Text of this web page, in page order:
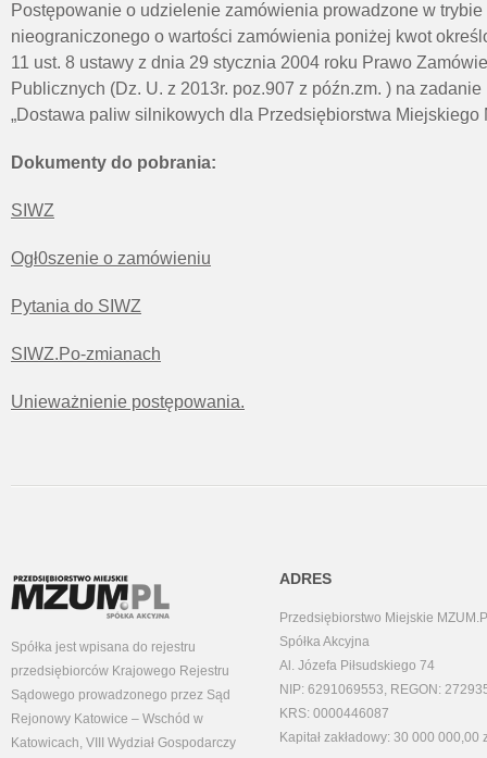
Postępowanie o udzielenie zamówienia prowadzone w trybie
nieograniczonego o wartości zamówienia poniżej kwot
11 ust. 8 ustawy z dnia 29 stycznia 2004 roku Prawo
Publicznych (Dz. U. z 2013r. poz.907 z późn.zm. ) na zadanie
„Dostawa paliw silnikowych dla Przedsiębiorstwa Miejskiego
Dokumenty do pobrania:
SIWZ
Ogł0szenie o zamówieniu
Pytania do SIWZ
SIWZ.Po-zmianach
Unieważnienie postępowania.
Spółka jest wpisana do rejestru
przedsiębiorców Krajowego Rejestru
Sądowego prowadzonego przez Sąd
Rejonowy Katowice – Wschód w
Katowicach, VIII Wydział Gospodarczy
ADRES
Przedsiębiorstwo Miejskie
Spółka Akcyjna
Al. Józefa Piłsudskiego 74
NIP: 6291069553, REGON:
KRS: 0000446087
Kapitał zakładowy: 30 000 000,00